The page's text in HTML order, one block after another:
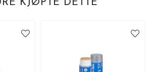
KJØPTE DETTE